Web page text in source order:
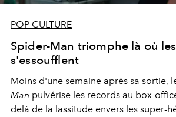
POP CULTURE
Spider-Man triomphe là où
s'essoufflent
Moins d'une semaine après sa sortie,
Man pulvérise les records au box-
delà de la lassitude envers les super-